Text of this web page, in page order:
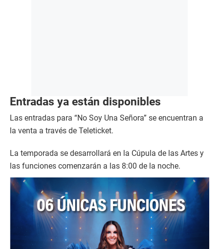
Entradas ya están disponibles
Las entradas para “No Soy Una Señora” se encuentran a
la venta a través de Teleticket.
La temporada se desarrollará en la Cúpula de las Artes y
las funciones comenzarán a las 8:00 de la noche.